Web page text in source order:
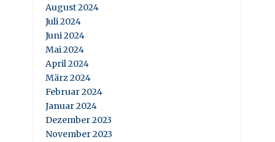
August 2024
Juli 2024
Juni 2024
Mai 2024
April 2024
März 2024
Februar 2024
Januar 2024
Dezember 2023
November 2023